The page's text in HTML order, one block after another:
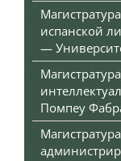
испанской
—
Помпеу